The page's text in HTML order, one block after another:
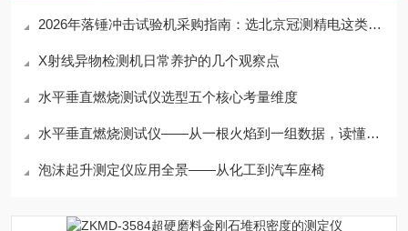
2026年落锤冲击试验机采购指南：选北京冠测精电这类靠谱厂家更省心
X射线异物检测机日常养护的几个观察点
水平垂直燃烧测试仪选型五个核心考量维度
水平垂直燃烧测试仪——从一根火焰到一组数据，读懂材料的“防火基因”
泡沫起升测定仪应用全景——从化工到汽车座椅